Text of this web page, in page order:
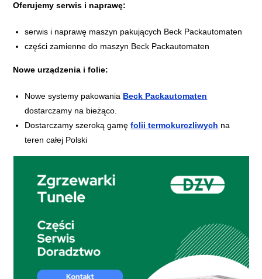
Oferujemy serwis i naprawę:
serwis i naprawę maszyn pakujących Beck Packautomaten
części zamienne do maszyn Beck Packautomaten
Nowe urządzenia i folie:
Nowe systemy pakowania Beck Packautomaten
dostarczamy na bieżąco.
Dostarczamy szeroką gamęfolii termokurczliwych na
teren całej Polski